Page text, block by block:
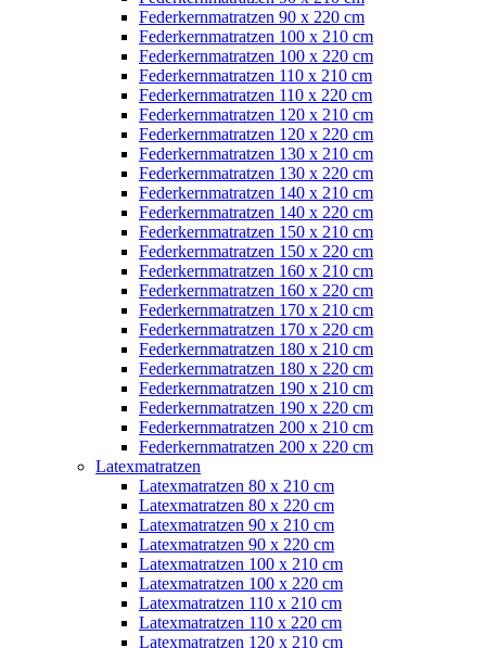
Federkernmatratzen 90 x 220 cm
Federkernmatratzen 100 x 210 cm
Federkernmatratzen 100 x 220 cm
Federkernmatratzen 110 x 210 cm
Federkernmatratzen 110 x 220 cm
Federkernmatratzen 120 x 210 cm
Federkernmatratzen 120 x 220 cm
Federkernmatratzen 130 x 210 cm
Federkernmatratzen 130 x 220 cm
Federkernmatratzen 140 x 210 cm
Federkernmatratzen 140 x 220 cm
Federkernmatratzen 150 x 210 cm
Federkernmatratzen 150 x 220 cm
Federkernmatratzen 160 x 210 cm
Federkernmatratzen 160 x 220 cm
Federkernmatratzen 170 x 210 cm
Federkernmatratzen 170 x 220 cm
Federkernmatratzen 180 x 210 cm
Federkernmatratzen 180 x 220 cm
Federkernmatratzen 190 x 210 cm
Federkernmatratzen 190 x 220 cm
Federkernmatratzen 200 x 210 cm
Federkernmatratzen 200 x 220 cm
Latexmatratzen
Latexmatratzen 80 x 210 cm
Latexmatratzen 80 x 220 cm
Latexmatratzen 90 x 210 cm
Latexmatratzen 90 x 220 cm
Latexmatratzen 100 x 210 cm
Latexmatratzen 100 x 220 cm
Latexmatratzen 110 x 210 cm
Latexmatratzen 110 x 220 cm
Latexmatratzen 120 x 210 cm